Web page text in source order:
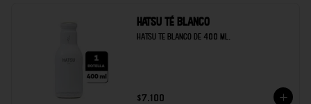
Hatsu té blanco
Hatsu te blanco de 400 ml.
$7.100